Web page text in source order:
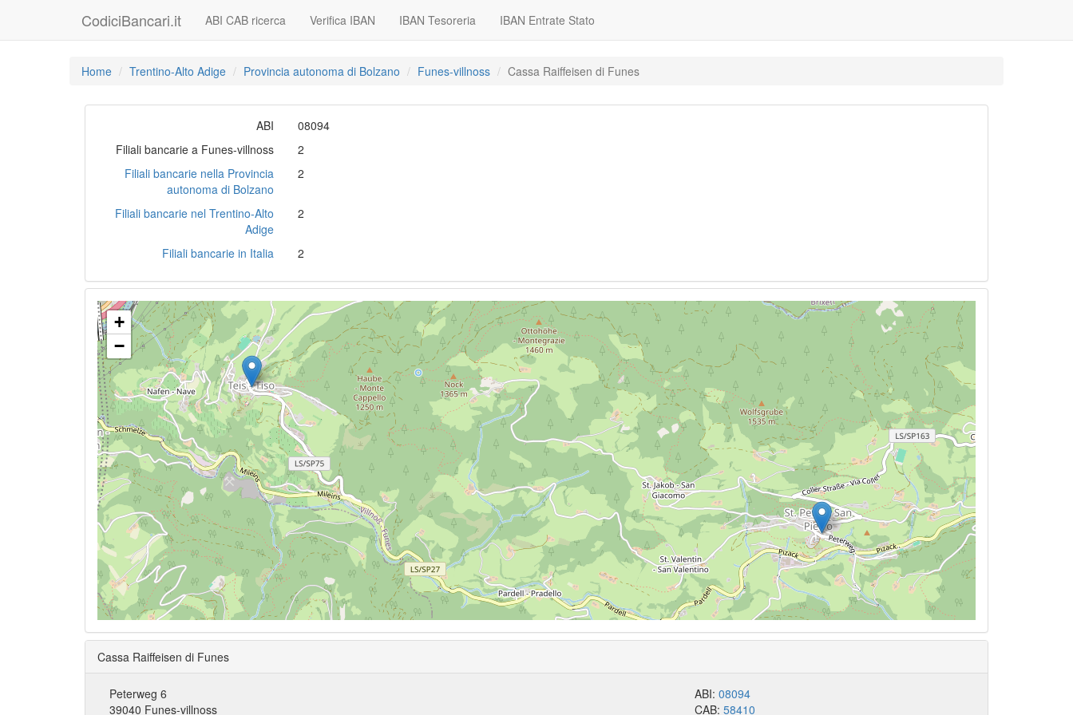
CodiciBancari.it ABI CAB ricerca Verifica IBAN IBAN Tesoreria IBAN Entrate Stato
Home Trentino-Alto Adige Provincia autonoma di Bolzano Funes-villnoss Cassa Raiffeisen di Funes
ABI
08094
Filiali bancarie a Funes-villnoss
2
Filiali bancarie nella Provincia
autonoma di Bolzano
2
Filiali bancarie nel Trentino-Alto
Adige
2
Filiali bancarie in Italia 2
+
−
Cassa Raiffeisen di Funes
Peterweg 6
39040 Funes-villnoss
ABI:08094
CAB:58410